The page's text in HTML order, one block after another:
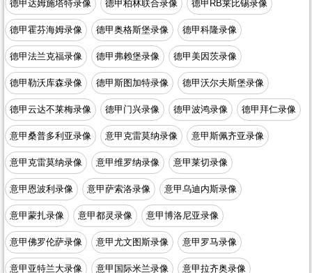
德甲达姆施塔特录像 德甲柏林联合录像 德甲RB莱比锡录像
德甲霍芬海姆录像 德甲奥格斯堡录像 德甲科隆录像
德甲法兰克福录像 德甲弗赖堡录像 德甲美因茨录像
德甲勒沃库森录像 德甲斯图加特录像 德甲沃尔夫斯堡录像
德甲云达不莱梅录像 德甲门兴录像 德甲波鸿录像 德甲拜仁录像
意甲桑普多利亚录像 意甲克雷莫纳录像 意甲斯佩齐亚录像
意甲克雷莫纳录像 意甲维罗纳录像 意甲莱切录像
意甲恩波利录像 意甲萨索洛录像 意甲乌迪内斯录像
意甲蒙扎录像 意甲都灵录像 意甲博洛尼亚录像
意甲佛罗伦萨录像 意甲尤文图斯录像 意甲罗马录像
意甲亚特兰大录像 意甲国际米兰录像 意甲拉齐奥录像